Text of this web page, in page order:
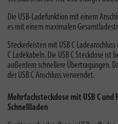
Die USB-Ladefunktion mit einem
es mit einem maximalen
Steckerleisten mit USB C
C Ladekabeln. Die USB C Steckdose
außerdem schnellere Übertragungen.
der USB C Anschluss verwendet.
Mehrfachsteckdose mit USB C und
Schnellladen